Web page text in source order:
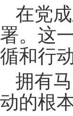
在党
署。这
循和行
拥有
动的根